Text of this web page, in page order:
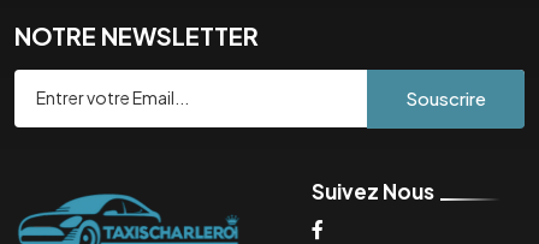
NOTRE NEWSLETTER
Souscrire
Suivez Nous